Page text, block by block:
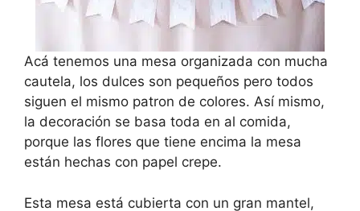
Acá tenemos una mesa organizada con mucha
cautela, los dulces son pequeños pero todos
siguen el mismo patron de colores. Así mismo,
la decoración se basa toda en al comida,
porque las flores que tiene encima la mesa
están hechas con papel crepe.
Esta mesa está cubierta con un gran mantel,